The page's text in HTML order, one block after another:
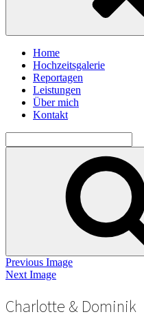
Home
Hochzeitsgalerie
Reportagen
Leistungen
Über mich
Kontakt
for:
Previous Image
Next Image
Charlotte & Dominik